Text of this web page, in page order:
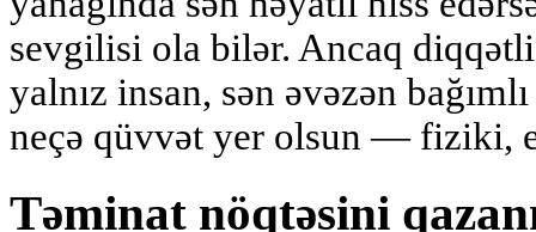
sevgilisi ola bilər. Ancaq
yalnız insan, sən əvəzən
neçə qüvvət yer olsun — fiziki,
Təminat nöqtəsini